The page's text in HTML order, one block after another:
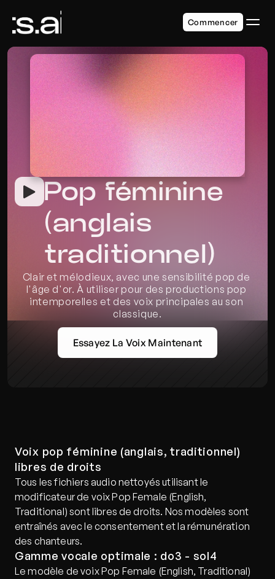
Pop féminine
(anglais
traditionnel)
Clair et mélodieux, avec une sensibilité pop de
l'âge d'or. À utiliser pour des productions pop
intemporelles et des voix principales au son
classique.
Essayez La Voix Maintenant
Voix pop féminine (anglais, traditionnel)
libres de droits
Tous les fichiers audio nettoyés utilisant le
modificateur de voix Pop Female (English,
Traditional) sont libres de droits. Nos modèles sont
entraînés avec le consentement et la rémunération
des chanteurs.
Gamme vocale optimale : do3 - sol4
Le modèle de voix Pop Female (English, Traditional)
Commencer